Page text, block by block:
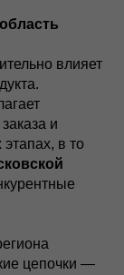
влияет
и
в то
цепочки —